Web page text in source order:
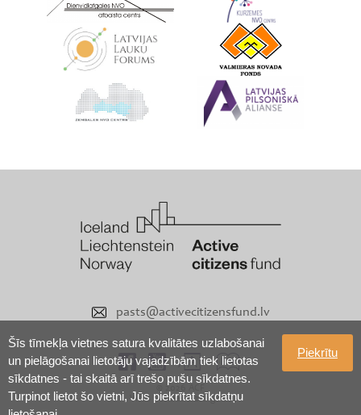
Šīs tīmekļa vietnes satura kvalitātes uzlabošanai
un pielāgošanai lietotāju vajadzībām tiek lietotas
sīkdatnes - tai skaitā arī trešo pušu sīkdatnes.
Turpinot lietot šo vietni, Jūs piekrītat sīkdatņu
Piekrītu
pasts@activecitizensfund.lv
Visas tiesības aizsargātas